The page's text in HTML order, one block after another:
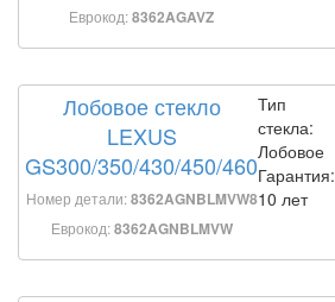
Еврокод:8362AGAVZ
Лобовое стекло
LEXUS
GS300/350/430/450/460
Номер детали:8362AGNBLMVW8
Еврокод:8362AGNBLMVW
Тип
стекла:
Лобовое
Гарантия:
10 лет